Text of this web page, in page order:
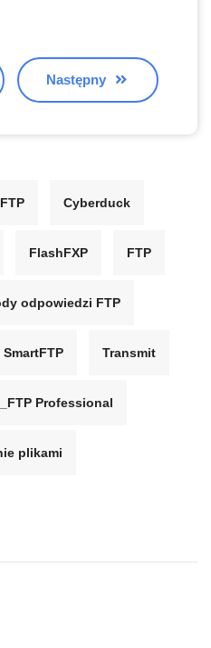
Następny
Cyberduck
FlashFXP FTP
odpowiedzi FTP
SmartFTP Transmit
Professional
plikami